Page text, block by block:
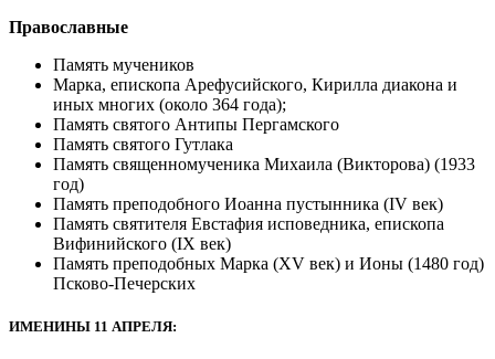
Православные
Память мучеников
Марка, епископа Арефусийского, Кирилла диакона и
иных многих (около 364 года);
Память святого Антипы Пергамского
Память святого Гутлака
Память священномученика Михаила (Викторова) (1933
год)
Память преподобного Иоанна пустынника (IV век)
Память святителя Евстафия исповедника, епископа
Вифинийского (IX век)
Память преподобных Марка (XV век) и Ионы (1480 год)
Псково-Печерских
ИМЕНИНЫ 11 АПРЕЛЯ: